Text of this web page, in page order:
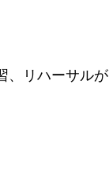
、リハーサルが